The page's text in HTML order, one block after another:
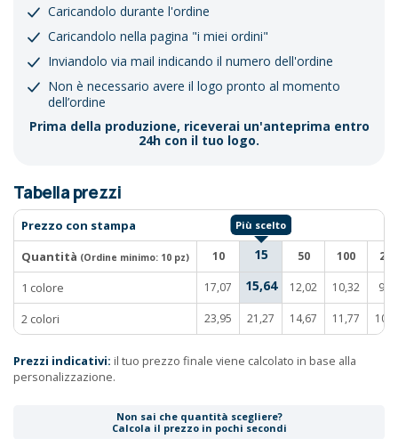
Caricandolo durante l'ordine
Caricandolo nella pagina "i miei ordini"
Inviandolo via mail indicando il numero dell'ordine
Non è necessario avere il logo pronto al momento
dell’ordine
Prima della produzione, riceverai un'anteprima entro
24h con il tuo logo.
Tabella prezzi
Prezzo con stampa
Quantità (Ordine minimo: 10 pz) 10 15 50 100 250
1 colore 17,07 15,64 12,02 10,32
2 colori 23,95 21,27 14,67 11,77
Prezzi indicativi: il tuo prezzo finale viene calcolato in base alla
personalizzazione.
Non sai che quantità scegliere?
Calcola il prezzo in pochi secondi